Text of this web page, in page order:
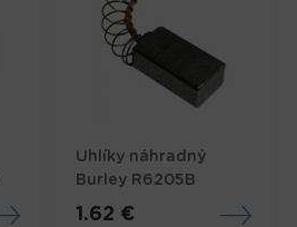
Uhlíky náhradný
Burley R6205B
1.62 €